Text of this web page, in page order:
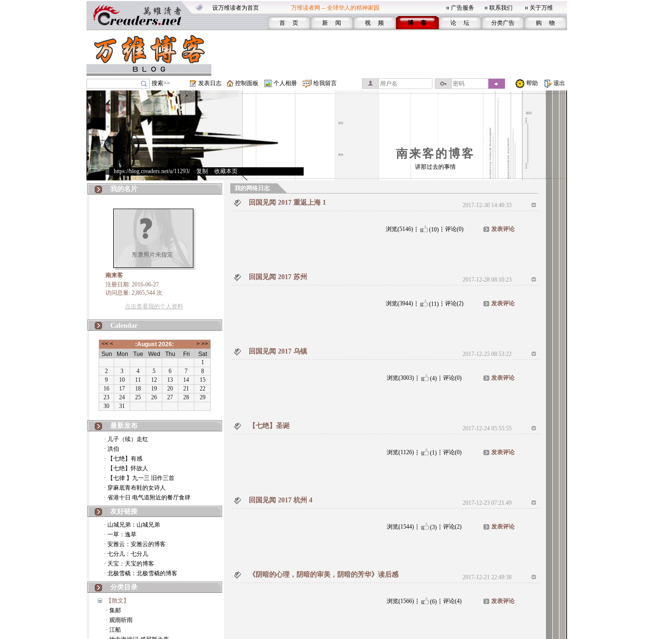
设万维读者为首页 万维读者网 -- 全球华人的精神家园 广告服务 联系我们 关于万维
首 页 新 闻 视 频 博 客 论 坛 分类广告 购 物
搜索>> 发表日志 控制面板 个人相册 给我留言 帮助 退出
南来客的博客
https://blog.creaders.net/u/11293/> 复制 收藏本页
讲那过去的事情
我的名片
南来客
注册日期: 2016-06-27
访问总量: 2,865,544 次
点击查看我的个人资料
Calendar
最新发布
· 儿子（续）走红
· 洪伯
· 【七绝】有感
· 【七绝】怀故人
· 【七律 】九一三 旧作三首
· 穿麻底青布鞋的女诗人
· 省港十日 电气道附近的餐厅食肆
友好链接
· 山城兄弟：山城兄弟
· 一草：逸草
· 安雅云：安雅云的博客
· 七分儿：七分儿
· 天宝：天宝的博客
· 北极雪橇：北极雪橇的博客
分类目录
【散文】
· 集邮
· 观雨听雨
· 江船
我的网络日志
回国见闻 2017 重返上海 1 2017-12-30 14:40:33
浏览(5146) (10) 评论(0) 发表评论
回国见闻 2017 苏州 2017-12-28 08:10:23
浏览(3944) (11) 评论(2) 发表评论
回国见闻 2017 乌镇 2017-12-25 08:53:22
浏览(3003) (4) 评论(0) 发表评论
【七绝】圣诞 2017-12-24 05:55:55
浏览(1126) (1) 评论(0) 发表评论
回国见闻 2017 杭州 4 2017-12-23 07:21:49
浏览(1544) (3) 评论(2) 发表评论
《阴暗的心理，阴暗的审美，阴暗的芳华》读后感 2017-12-21 22:49:38
浏览(1566) (6) 评论(4) 发表评论